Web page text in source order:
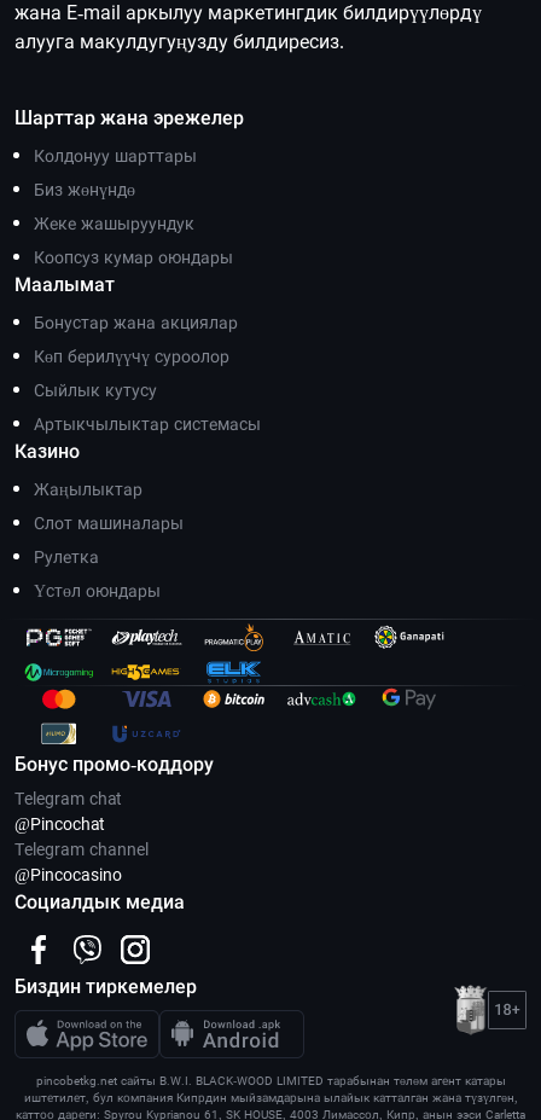
жана E-mail аркылуу маркетингдик билдирүүлөрдү
алууга макулдугуңузду билдиресиз.
Шарттар жана эрежелер
Колдонуу шарттары
Биз жөнүндө
Жеке жашыруундук
Коопсуз кумар оюндары
Маалымат
Бонустар жана акциялар
Көп берилүүчү суроолор
Сыйлык кутусу
Артыкчылыктар системасы
Казино
Жаңылыктар
Слот машиналары
Рулетка
Үстөл оюндары
Бонус промо-коддору
Telegram chat
@Pincoсhat
Telegram channel
@Pincocasino
Социалдык медиа
Биздин тиркемелер
pincobetkg.net сайты B.W.I. BLACK-WOOD LIMITED тарабынан төлөм агент катары
иштетилет, бул компания Кипрдин мыйзамдарына ылайык катталган жана түзүлгөн,
каттоо дареги: Spyrou Kyprianou 61, SK HOUSE, 4003 Лимассол, Кипр, анын ээси Carletta